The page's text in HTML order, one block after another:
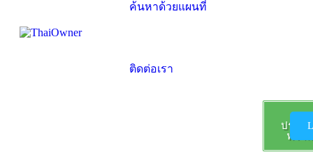
ค้นหาด้วยแผนที่
ติดต่อเรา
ลง
ประก
ฟรี !!!